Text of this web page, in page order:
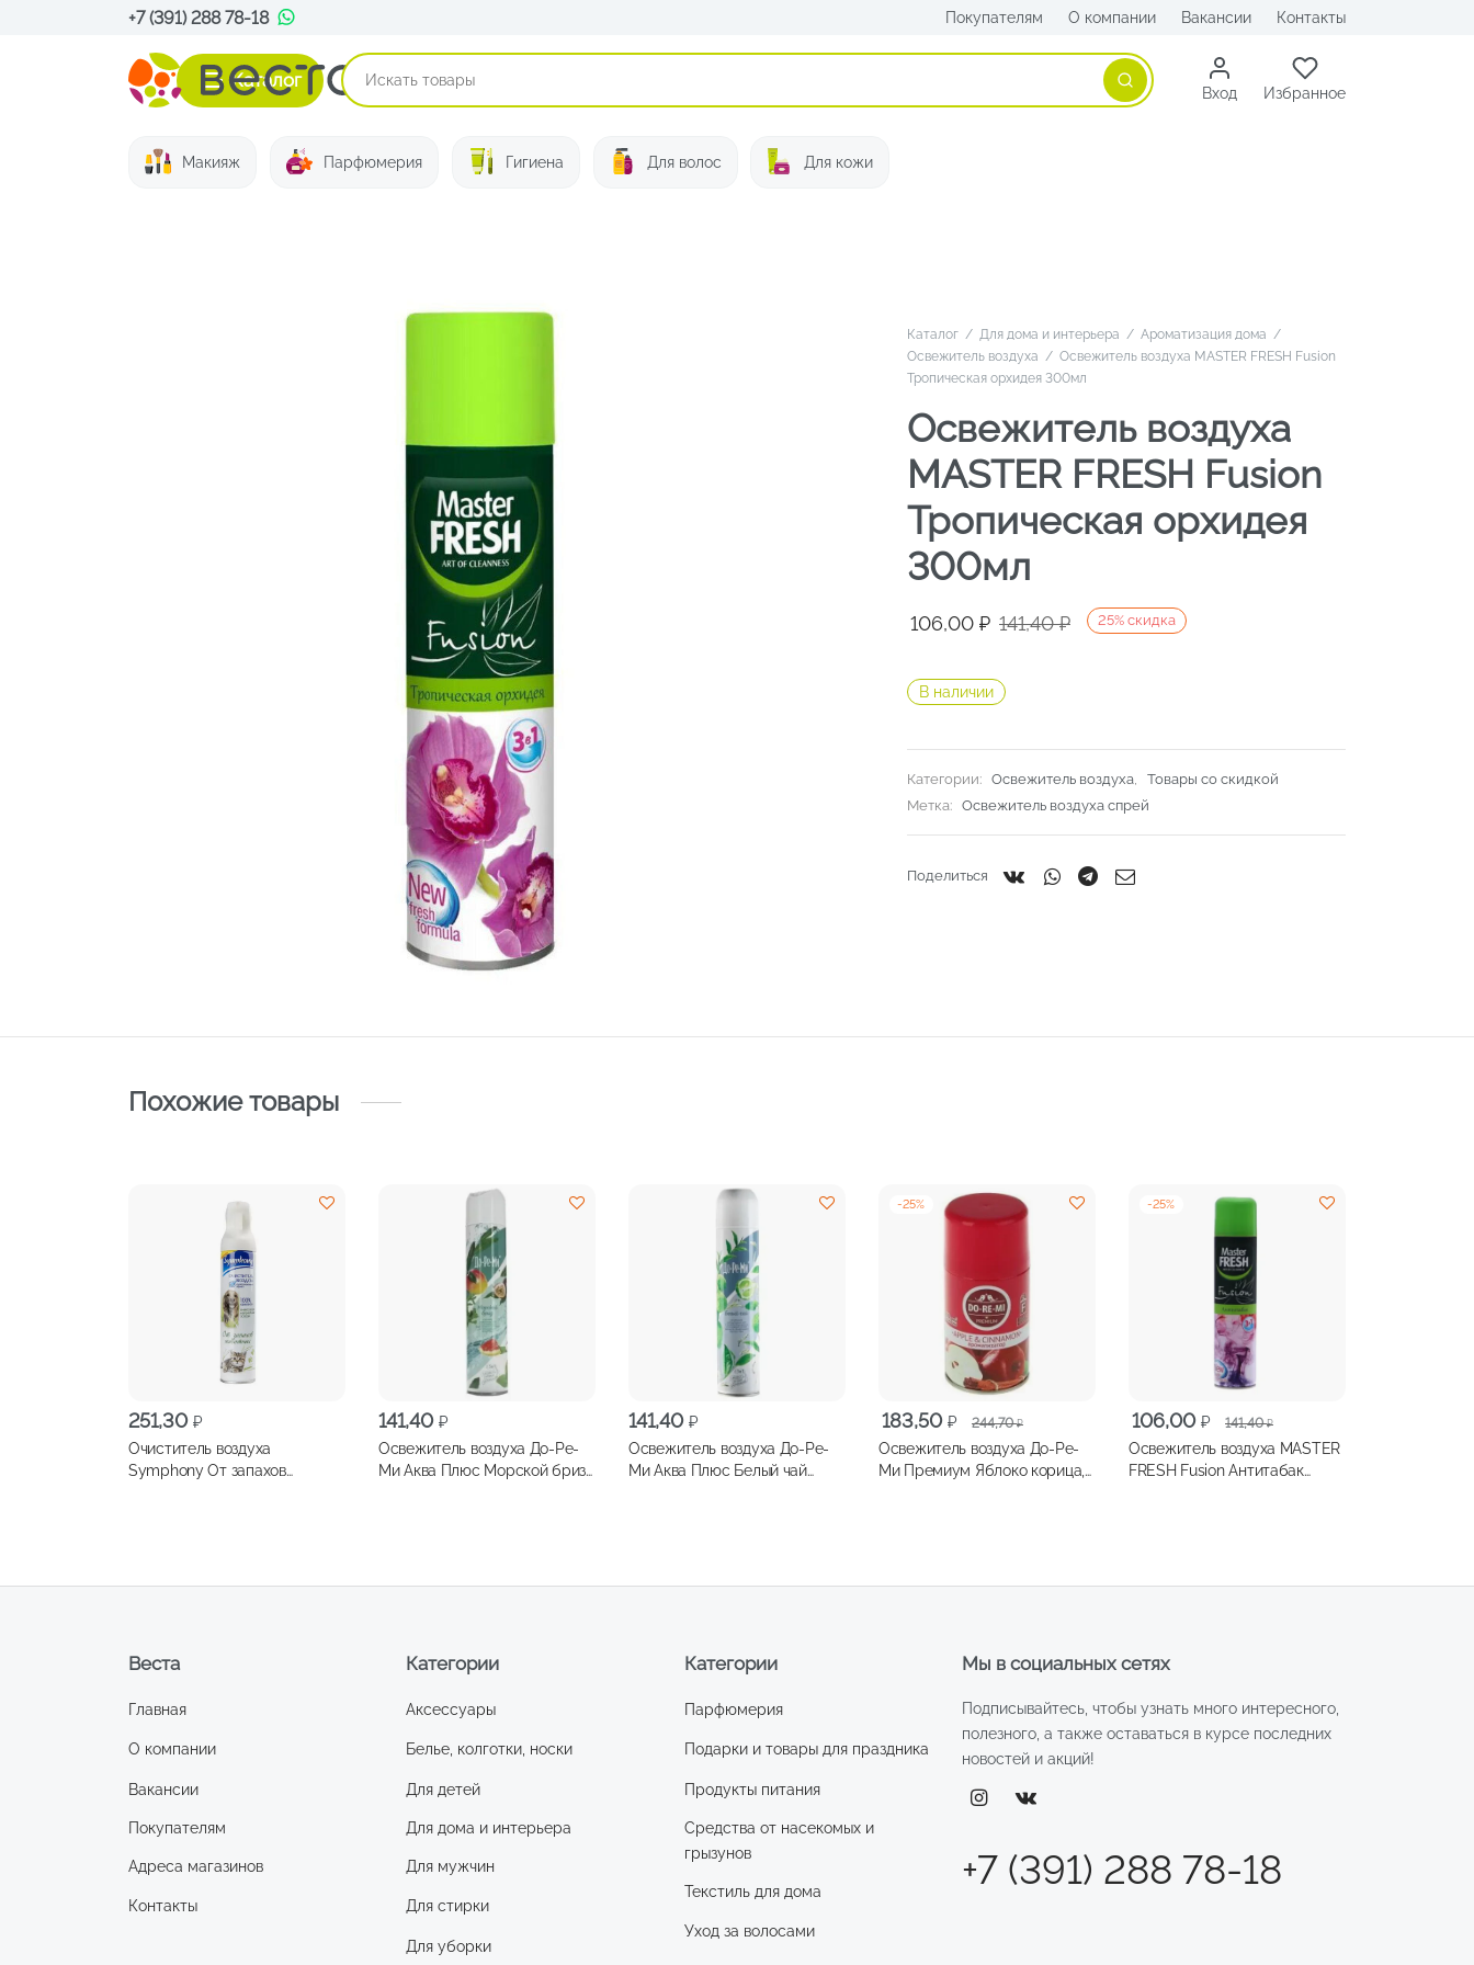
+7 (391) 288 78-18 Покупателям О компании Вакансии Контакты
Каталог
Поиск
Вход Избранное
Макияж Парфюмерия Гигиена Для волос Для кожи
Каталог / Для дома и интерьера / Ароматизация дома /
Освежитель воздуха / Освежитель воздуха MASTER FRESH Fusion
Тропическая орхидея 300мл
Освежитель воздуха
MASTER FRESH Fusion
Тропическая орхидея
300мл
25% скидка
141,40₽
Первоначальная
составляла
106,00 ₽
Текущая
106,00 ₽.
В наличии
Категории: Освежитель воздуха,
Товары со скидкой
Метка: Освежитель воздуха спрей
Поделиться
Похожие товары
251,30 ₽
Очиститель воздуха
Symphony От запахов
141,40 ₽
Освежитель воздуха До-Ре-
Ми Аква Плюс Морской бриз
141,40 ₽
Освежитель воздуха До-Ре-
Ми Аква Плюс Белый чай
-25%
244,70₽
Первоначальная
цена
составляла
183,50 ₽
Текущая
цена:
183,50 ₽.
Освежитель воздуха До-Ре-
Ми Премиум Яблоко корица,
-25%
141,40₽
Первоначальная
цена
составляла
106,00 ₽
Текущая
цена:
106,00 ₽.
Освежитель воздуха MASTER
FRESH Fusion Антитабак
Мы в социальных сетях
Подписывайтесь, чтобы узнать много интересного,
полезного, а также оставаться в курсе последних
новостей и акций!
+7 (391) 288 78-18
Категории
Аксессуары
Белье, колготки, носки
Для детей
Для дома и интерьера
Для мужчин
Для стирки
Для уборки
Категории
Парфюмерия
Подарки и товары для праздника
Продукты питания
Средства от насекомых и
грызунов
Текстиль для дома
Уход за волосами
Веста
Главная
О компании
Вакансии
Покупателям
Адреса магазинов
Контакты